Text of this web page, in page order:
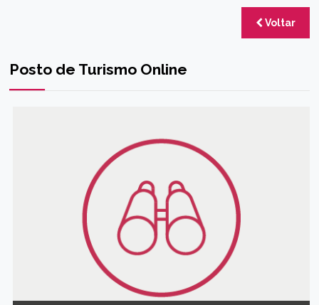
Voltar
Posto de Turismo Online